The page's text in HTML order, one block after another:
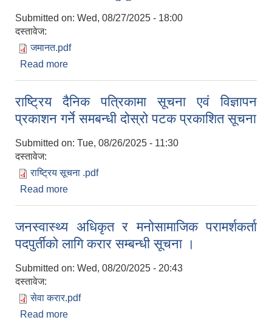
रिक्त पदमा स्थायी शिक्षक सरुवा सम्बन्धी सूचना।
Submitted on: Wed, 08/27/2025 - 18:00
दस्तावेज:
जमानत.pdf
Read more
राष्ट्रिय दैनिक पत्रिकामा सूचना एवं विज्ञापन
प्रकाशन गर्ने समबन्धी दोस्रो पटक प्रकाशित सूचना
Submitted on: Tue, 08/26/2025 - 11:30
दस्तावेज:
राष्ट्रिय सूचना .pdf
Read more
जनस्वास्थ्य अधिकृत र मनोसामाजिक परामर्शकर्ता
पदपुर्तीको लागि करार सम्बन्धी सूचना ।
Submitted on: Wed, 08/20/2025 - 20:43
दस्तावेज:
सेवा करार.pdf
Read more